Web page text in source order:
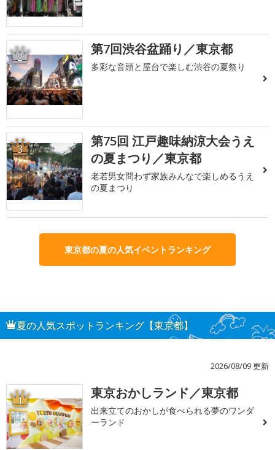
2 第7回渋谷盆踊り／東京都
多彩な音頭と屋台で楽しむ渋谷の夏祭り
3
第75回 江戸趣味納涼大会うえ
の夏まつり／東京都
老若男女問わず家族みんなで楽しめるうえ
の夏まつり
東京都の夏の人気イベントランキング
夏の人気スポットランキング【東京都】
2026/08/09 更新
1 東京おかしランド／東京都
出来立てのおかしが食べられる夢のワンダ
ーランド